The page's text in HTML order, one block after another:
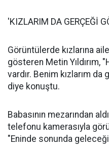
'KIZLARIM DA GERÇEĞİ
Görüntülerde kızlarına
gösteren Metin Yıldırım,
vardır. Benim kızlarım
diye konuştu.
Babasının mezarından
telefonu kamerasıyla
"Eninde sonunda